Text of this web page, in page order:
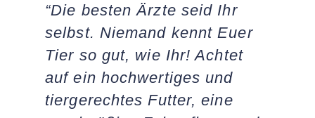
“Die besten Ärzte seid Ihr
selbst. Niemand kennt Euer
Tier so gut, wie Ihr! Achtet
auf ein hochwertiges und
tiergerechtes Futter, eine